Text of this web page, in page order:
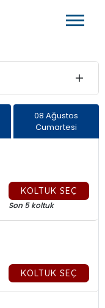
08 Ağustos
Cumartesi
KOLTUK SEÇ
Son 5 koltuk
KOLTUK SEÇ